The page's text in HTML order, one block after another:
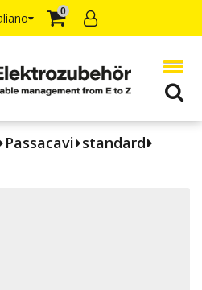
0
Passacavi standard